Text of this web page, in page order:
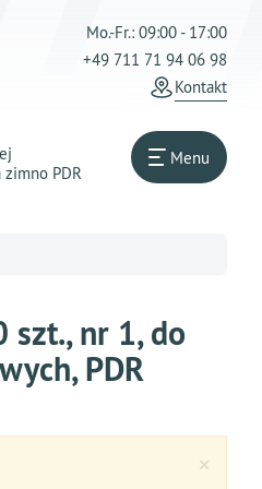
Mo.-Fr.: 09:00 - 17:00
+49 711 71 94 06 98
Kontakt
zimno PDR
Menu
szt., nr 1, do
PDR
×